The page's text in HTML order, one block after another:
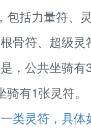
括力量符、
骨符、超级灵
公共坐骑有
有1张灵符。
类灵符，具体